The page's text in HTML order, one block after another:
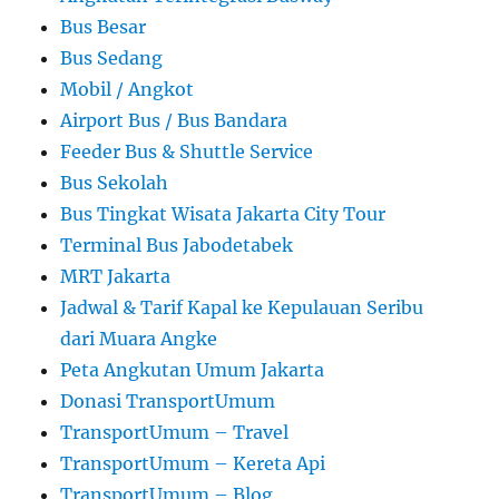
Bus Besar
Bus Sedang
Mobil / Angkot
Airport Bus / Bus Bandara
Feeder Bus & Shuttle Service
Bus Sekolah
Bus Tingkat Wisata Jakarta City Tour
Terminal Bus Jabodetabek
MRT Jakarta
Jadwal & Tarif Kapal ke Kepulauan Seribu
dari Muara Angke
Peta Angkutan Umum Jakarta
Donasi TransportUmum
TransportUmum – Travel
TransportUmum – Kereta Api
TransportUmum – Blog